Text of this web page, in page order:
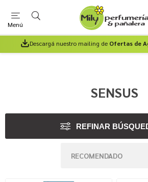
Menú
Descargá nuestro mailing de Ofertas de
SENSUS
REFINAR